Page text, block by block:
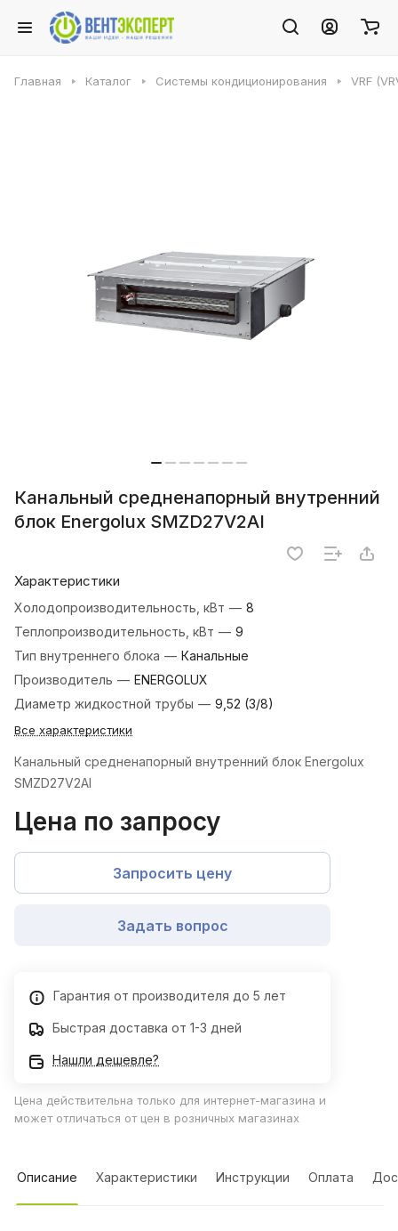
Главная Каталог Системы кондиционирования VRF
Канальный средненапорный внутренний
блок Energolux SMZD27V2AI
Характеристики
Холодопроизводительность, кВт — 8
Теплопроизводительность, кВт — 9
Тип внутреннего блока — Канальные
Производитель — ENERGOLUX
Диаметр жидкостной трубы — 9,52 (3/8)
Все характеристики
Канальный средненапорный внутренний блок Energolux
SMZD27V2AI
Цена по запросу
Запросить цену
Задать вопрос
Гарантия от производителя до 5 лет
Быстрая доставка от 1-3 дней
Нашли дешевле?
Цена действительна только для интернет-магазина и
может отличаться от цен в розничных магазинах
Описание Характеристики Инструкции Оплата